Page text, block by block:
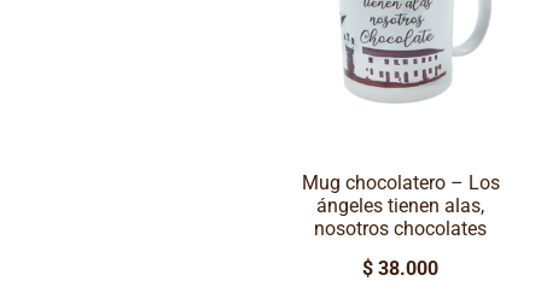
Mug chocolatero – Los
ángeles tienen alas,
nosotros chocolates
$ 38.000